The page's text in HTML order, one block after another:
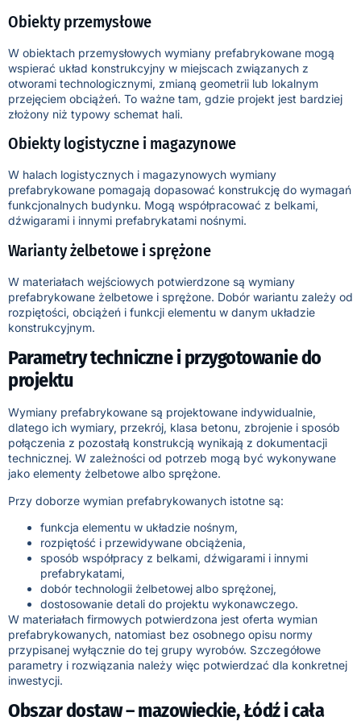
Obiekty przemysłowe
W obiektach przemysłowych wymiany prefabrykowane mogą
wspierać układ konstrukcyjny w miejscach związanych z
otworami technologicznymi, zmianą geometrii lub lokalnym
przejęciem obciążeń. To ważne tam, gdzie projekt jest bardziej
złożony niż typowy schemat hali.
Obiekty logistyczne i magazynowe
W halach logistycznych i magazynowych wymiany
prefabrykowane pomagają dopasować konstrukcję do wymagań
funkcjonalnych budynku. Mogą współpracować z belkami,
dźwigarami i innymi prefabrykatami nośnymi.
Warianty żelbetowe i sprężone
W materiałach wejściowych potwierdzone są wymiany
prefabrykowane żelbetowe i sprężone. Dobór wariantu zależy od
rozpiętości, obciążeń i funkcji elementu w danym układzie
konstrukcyjnym.
Parametry techniczne i przygotowanie do
projektu
Wymiany prefabrykowane są projektowane indywidualnie,
dlatego ich wymiary, przekrój, klasa betonu, zbrojenie i sposób
połączenia z pozostałą konstrukcją wynikają z dokumentacji
technicznej. W zależności od potrzeb mogą być wykonywane
jako elementy żelbetowe albo sprężone.
Przy doborze wymian prefabrykowanych istotne są:
funkcja elementu w układzie nośnym,
rozpiętość i przewidywane obciążenia,
sposób współpracy z belkami, dźwigarami i innymi
prefabrykatami,
dobór technologii żelbetowej albo sprężonej,
dostosowanie detali do projektu wykonawczego.
W materiałach firmowych potwierdzona jest oferta wymian
prefabrykowanych, natomiast bez osobnego opisu normy
przypisanej wyłącznie do tej grupy wyrobów. Szczegółowe
parametry i rozwiązania należy więc potwierdzać dla konkretnej
inwestycji.
Obszar dostaw – mazowieckie, Łódź i cała